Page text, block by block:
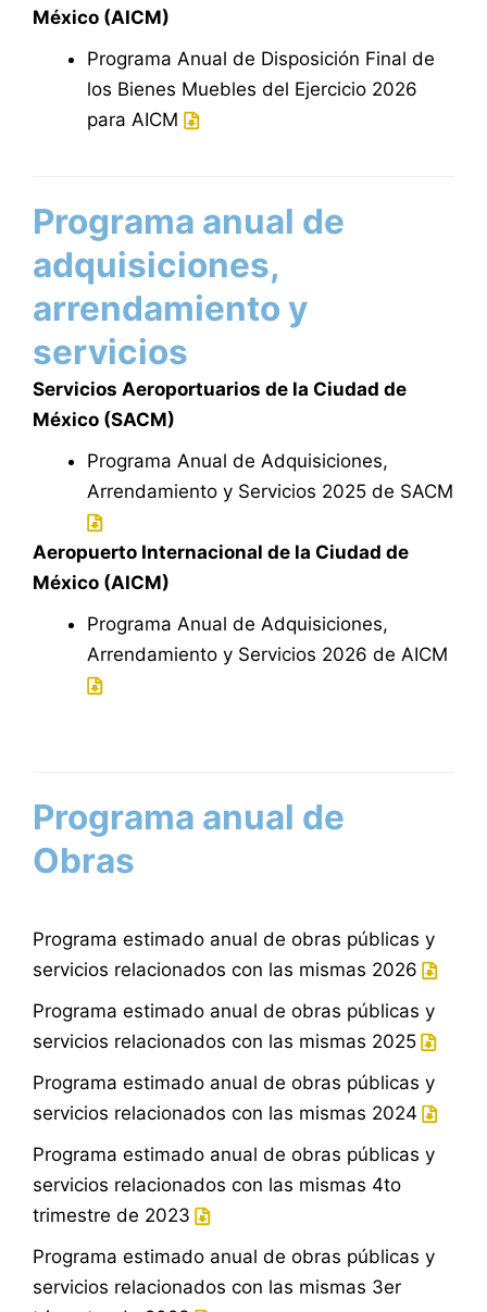
México (AICM)
Programa Anual de Disposición Final de
los Bienes Muebles del Ejercicio 2026
para AICM
Programa anual de
adquisiciones,
arrendamiento y
servicios
Servicios Aeroportuarios de la Ciudad de
México (SACM)
Programa Anual de Adquisiciones,
Arrendamiento y Servicios 2025 de SACM
Aeropuerto Internacional de la Ciudad de
México (AICM)
Programa Anual de Adquisiciones,
Arrendamiento y Servicios 2026 de AICM
Programa anual de
Obras
Programa estimado anual de obras públicas y
servicios relacionados con las mismas 2026
Programa estimado anual de obras públicas y
servicios relacionados con las mismas 2025
Programa estimado anual de obras públicas y
servicios relacionados con las mismas 2024
Programa estimado anual de obras públicas y
servicios relacionados con las mismas 4to
trimestre de 2023
Programa estimado anual de obras públicas y
servicios relacionados con las mismas 3er